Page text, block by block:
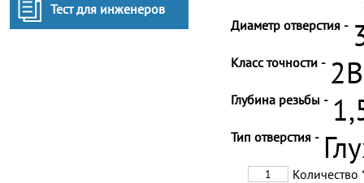
Тест для инженеров
Диаметр отверстия -
Класс точности - 2B
Глубина резьбы -
Тип отверстия -
Количество